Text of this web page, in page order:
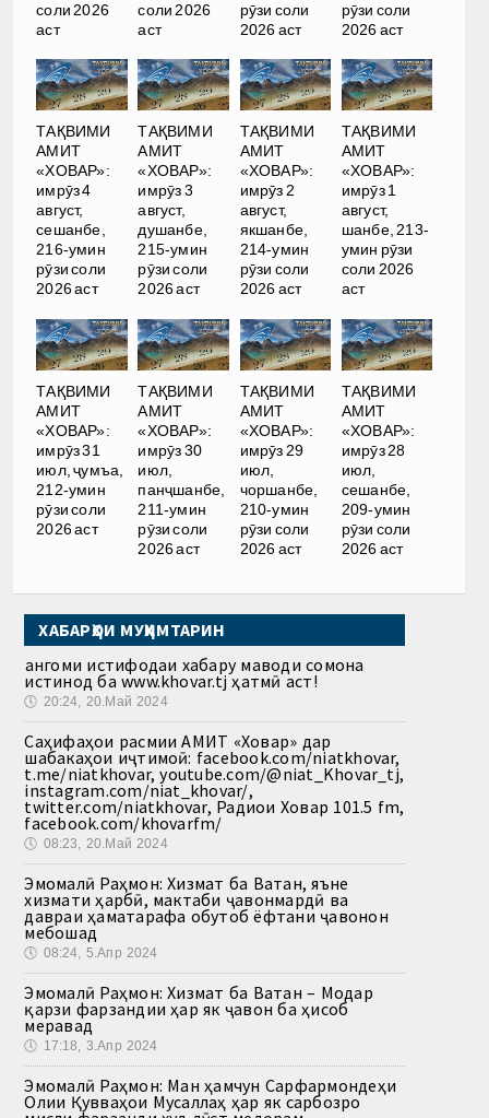
соли 2026
аст
соли 2026
аст
рӯзи соли
2026 аст
рӯзи соли
2026 аст
ТАҚВИМИ
АМИТ
«ХОВАР»:
имрӯз 4
август,
сешанбе,
216-умин
рӯзи соли
2026 аст
ТАҚВИМИ
АМИТ
«ХОВАР»:
имрӯз 3
август,
душанбе,
215-умин
рӯзи соли
2026 аст
ТАҚВИМИ
АМИТ
«ХОВАР»:
имрӯз 2
август,
якшанбе,
214-умин
рӯзи соли
2026 аст
ТАҚВИМИ
АМИТ
«ХОВАР»:
имрӯз 1
август,
шанбе, 213-
умин рӯзи
соли 2026
аст
ТАҚВИМИ
АМИТ
«ХОВАР»:
имрӯз 31
июл, ҷумъа,
212-умин
рӯзи соли
2026 аст
ТАҚВИМИ
АМИТ
«ХОВАР»:
имрӯз 30
июл,
панҷшанбе,
211-умин
рӯзи соли
2026 аст
ТАҚВИМИ
АМИТ
«ХОВАР»:
имрӯз 29
июл,
чоршанбе,
210-умин
рӯзи соли
2026 аст
ТАҚВИМИ
АМИТ
«ХОВАР»:
имрӯз 28
июл,
сешанбе,
209-умин
рӯзи соли
2026 аст
ХАБАРҲОИ МУҲИМТАРИН
Ҳангоми истифодаи хабару маводи сомона
истинод ба www.khovar.tj ҳатмӣ аст!
🕔 20:24, 20.Май 2024
Саҳифаҳои расмии АМИТ «Ховар» дар
шабакаҳои иҷтимоӣ: facebook.com/niatkhovar,
t.me/niatkhovar, youtube.com/@niat_Khovar_tj,
instagram.com/niat_khovar/,
twitter.com/niatkhovar, Радиои Ховар 101.5 fm,
facebook.com/khovarfm/
🕔 08:23, 20.Май 2024
Эмомалӣ Раҳмон: Хизмат ба Ватан, яъне
хизмати ҳарбӣ, мактаби ҷавонмардӣ ва
давраи ҳаматарафа обутоб ёфтани ҷавонон
мебошад
🕔 08:24, 5.Апр 2024
Эмомалӣ Раҳмон: Хизмат ба Ватан – Модар
қарзи фарзандии ҳар як ҷавон ба ҳисоб
меравад
🕔 17:18, 3.Апр 2024
Эмомалӣ Раҳмон: Ман ҳамчун Сарфармондеҳи
Олии Қувваҳои Мусаллаҳ ҳар як сарбозро